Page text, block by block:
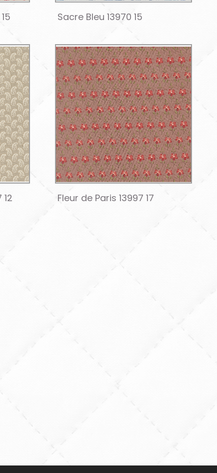
Sacre Bleu 13970 15
Fleur de Paris 13997 17